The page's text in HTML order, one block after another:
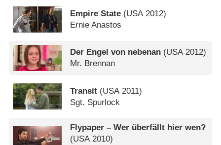
Empire State (USA2012)
Ernie Anastos
Der Engel von nebenan (USA2012)
Mr. Brennan
Transit (USA 2011)
Sgt. Spurlock
Flypaper – Wer überfällt hier wen?
(USA2010)